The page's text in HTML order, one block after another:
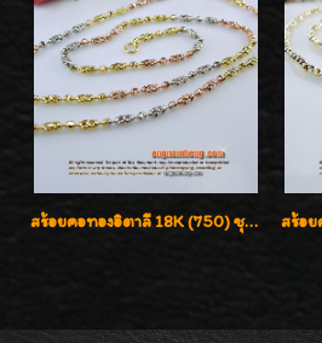
สร้อยคอทองอิตาลี 18K (750) ชุบ 3 สี แกะลายสวยรุ่นใหม่ ลายละเอียดเงาวิบวับค่ะ